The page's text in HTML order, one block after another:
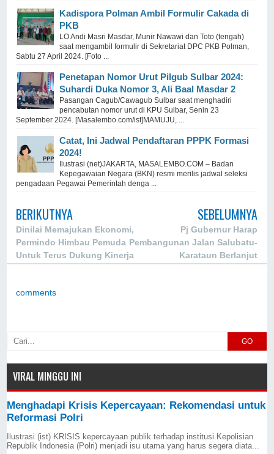
Kadispora Polman Ambil Formulir Cakada di
PKB
LO Andi Masri Masdar, Munir Nawawi dan Toto (tengah)
saat mengambil formulir di Sekretariat DPC PKB Polman,
Sabtu 27 April 2024. [Foto ...
Penetapan Nomor Urut Pilgub Sulbar 2024:
Suhardi Duka Nomor 3, Ali Baal Masdar 2
Pasangan Cagub/Cawagub Sulbar saat menghadiri
pencabutan nomor urut di KPU Sulbar, Senin 23
September 2024. [Masalembo.com/ist]MAMUJU, ...
Catat, Ini Jadwal Pendaftaran PPPK Formasi
2024!
Ilustrasi (net)JAKARTA, MASALEMBO.COM – Badan
Kepegawaian Negara (BKN) resmi merilis jadwal seleksi
pengadaan Pegawai Pemerintah denga ...
BERIKUTNYA
Dinilai Memajukan Ekonomi,
Permindo Himbau Pemuda
Untuk Terus Dukung Kinerja
SEBELUMNYA
Pj Gubernur Harap
Pembangunan Jalan Salubatu-
Karataun Berlanjut
comments
GO
VIRAL MINGGU INI
Menghadapi Krisis Kepercayaan: Rekomendasi untuk
Reformasi Polri
Ilustrasi (ist) KRISIS kepercayaan publik terhadap institusi Kepolisian
Republik Indonesia (Polri) menjadi isu utama yang harus segera diata...